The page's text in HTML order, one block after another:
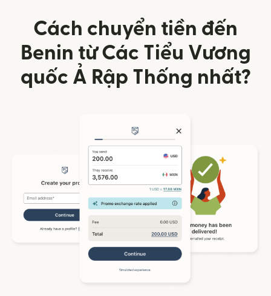
Cách chuyển tiền đến
Benin từ Các Tiểu Vương
quốc Ả Rập Thống nhất?